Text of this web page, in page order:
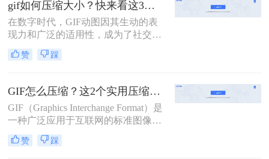
绍三种实用的方法，帮助你把GIF文
件变小，同时尽量保持其画质。
gif如何压缩大小？快来看这3个压缩方法！
在数字时代，GIF动图因其生动的表
现力和广泛的适用性，成为了社交媒
体、网页设计、即时通讯等多个领域
的宠儿。然而，随着图像质量的提升
也越来越大，这不仅影响了加载速
度，还可能导致上传失败。因此，学
会gif如何压缩大小，同时保持良好的
视觉效果，显得尤为重要。本文将介
绍三种高效的GIF压缩方法，帮助您
轻松应对这一挑战。
赞 踩
GIF怎么压缩？这2个实用压缩方法了解一下！
GIF（Graphics Interchange Format）是
一种广泛应用于互联网的标准图像格
式，因其支持动画和无损压缩而备受
青睐。然而，高质量的GIF动图往往
赞 踩